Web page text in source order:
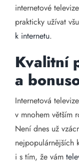
internetové
prakticky užívat
k internetu.
Kvalitní
a
Internetová
v mnohem větším
Není dnes už
nejpopulárnějších
i s tím, že vám